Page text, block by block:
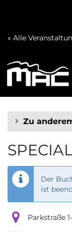
springen
« Alle
Zu
Der
ist
Parkstraße